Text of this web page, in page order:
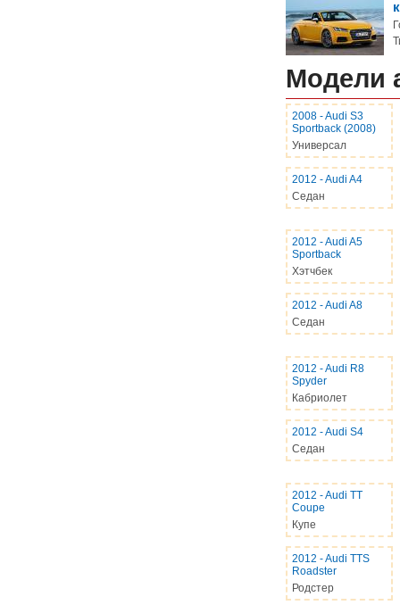
Модели
2008-Audi S3
Sportback (2008)
Универсал
2012 -Audi A4
Седан
2012 -Audi A5
Sportback
Хэтчбек
2012 -Audi A8
Седан
2012 -Audi R8
Spyder
Кабриолет
2012 -Audi S4
Седан
2012 -Audi TT
Coupe
Купе
2012 -Audi TTS
Roadster
Родстер